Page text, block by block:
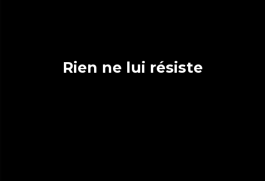
Rien ne lui résiste